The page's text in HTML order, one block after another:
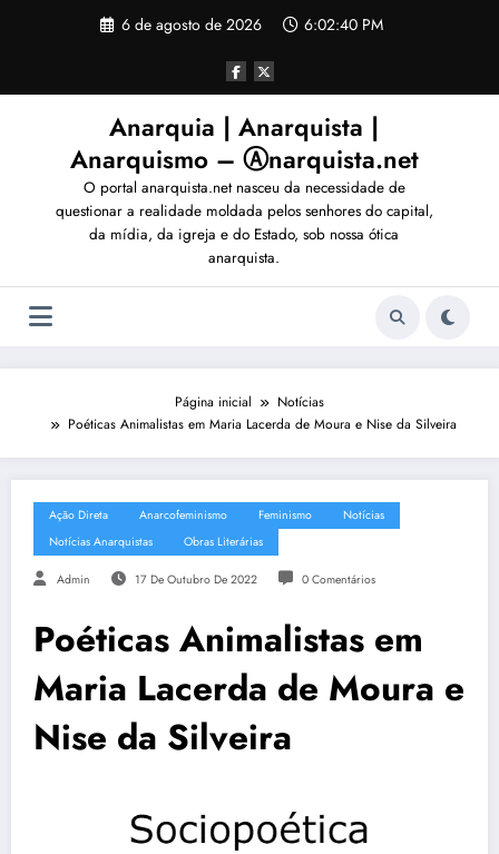
6 de agosto de 2026 6:02:40 PM
Anarquia | Anarquista |
Anarquismo – Ⓐnarquista.net
O portal anarquista.net nasceu da necessidade de
questionar a realidade moldada pelos senhores do capital,
da mídia, da igreja e do Estado, sob nossa ótica
anarquista.
Página inicial
Notícias
Poéticas Animalistas em Maria Lacerda de Moura e Nise da Silveira
Ação Direta Anarcofeminismo Feminismo
Notícias
Notícias Anarquistas
Obras Literárias
Admin 17 De Outubro De 2022 0 Comentários
Poéticas Animalistas em
Maria Lacerda de Moura e
Nise da Silveira